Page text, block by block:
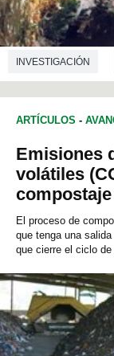
INVESTIGACIÓN
INGENIERÍA QUÍMICA
ARTÍCULOS -
Emisiones
volátiles
El proceso de
que tenga una
que cierre el ciclo